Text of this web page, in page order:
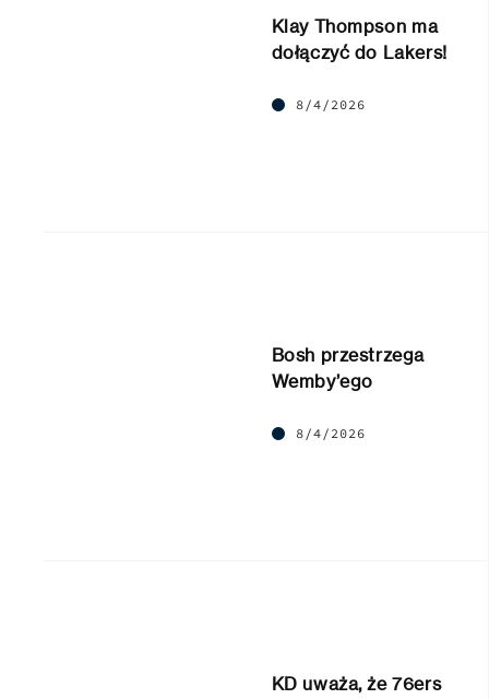
Klay Thompson ma
dołączyć do Lakers!
8/4/2026
Bosh przestrzega
Wemby’ego
8/4/2026
KD uważa, że 76ers